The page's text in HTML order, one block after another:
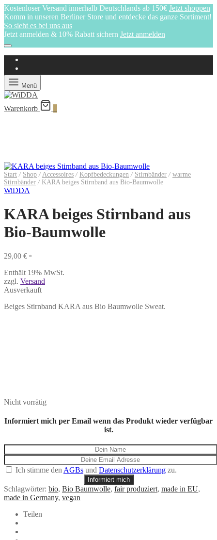
Kostenloser Versand innerhalb Deutschlands ab 150€ Jetzt shoppen
Komm in unseren Berliner Store und entdecke das ganze Sortiment!
So sieht es bei uns aus
Jetzt anmelden & 10% Rabatt sichern Jetzt anmelden
Menü
Warenkorb
Start / Shop / Accessoires / Kopfbedeckungen / Stirnbänder / warme
Stirnbänder /KARA beiges Stirnband aus Bio-Baumwolle
WiDDA
KARA beiges Stirnband aus
Bio-Baumwolle
29,00 € *
Enthält 19% MwSt.
zzgl. Versand
Ausverkauft
Beiges Stirnband KARA aus Bio Baumwolle Sweat.
Nicht vorrätig
Informiert mich per Email wenn das Produkt wieder verfügbar
ist.
Ich stimme denAGBs und Datenschutzerklärung zu.
Informiert mich
Schlagwörter: bio, Bio Baumwolle, fair produziert, made in EU,
made in Germany, vegan
Teilen